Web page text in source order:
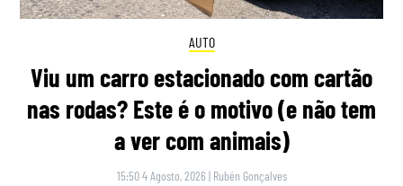
AUTO
Viu um carro estacionado com cartão
nas rodas? Este é o motivo (e não tem
a ver com animais)
15:50 4 Agosto, 2026 | Rubén Gonçalves